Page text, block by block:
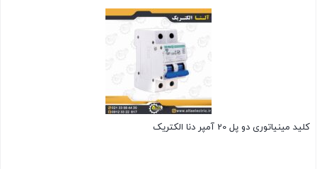
کلید مینیاتوری دو پل 20 آمپر دنا الکتریک